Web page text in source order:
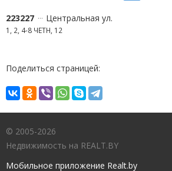
223227 Центральная ул.
1, 2, 4-8 ЧЕТН, 12
Поделиться страницей:
© 2005-2026
Недвижимость на REALT.BY
Мобильное приложение Realt.by